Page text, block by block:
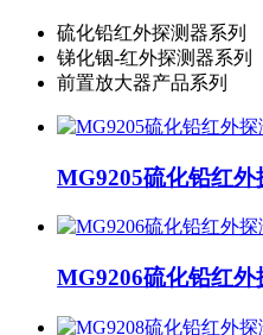
硫化铅红外探测器系列
锑化铟-红外探测器系列
前置放大器产品系列
MG9205硫化铅红外
MG9206硫化铅红外